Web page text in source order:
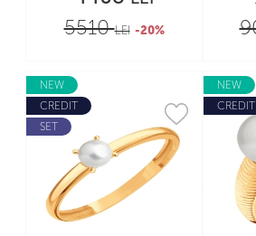
5510LEI -20%
NEW
CREDIT
SET
NEW
CREDIT